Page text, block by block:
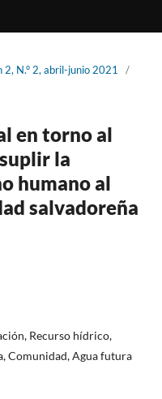
2, N.° 2, abril-junio 2021
/
en torno al
la
humano al
salvadoreña
Recurso hídrico,
Comunidad, Agua futura